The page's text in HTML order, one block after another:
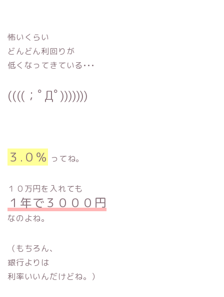
怖いくらい
どんどん利回りが
低くなってきている•••
((((；ﾟДﾟ)))))))
３.０％ ってね。
１０万円を入れても
１年で３０００円
なのよね。
（もちろん、
銀行よりは
利率いいんだけどね。）